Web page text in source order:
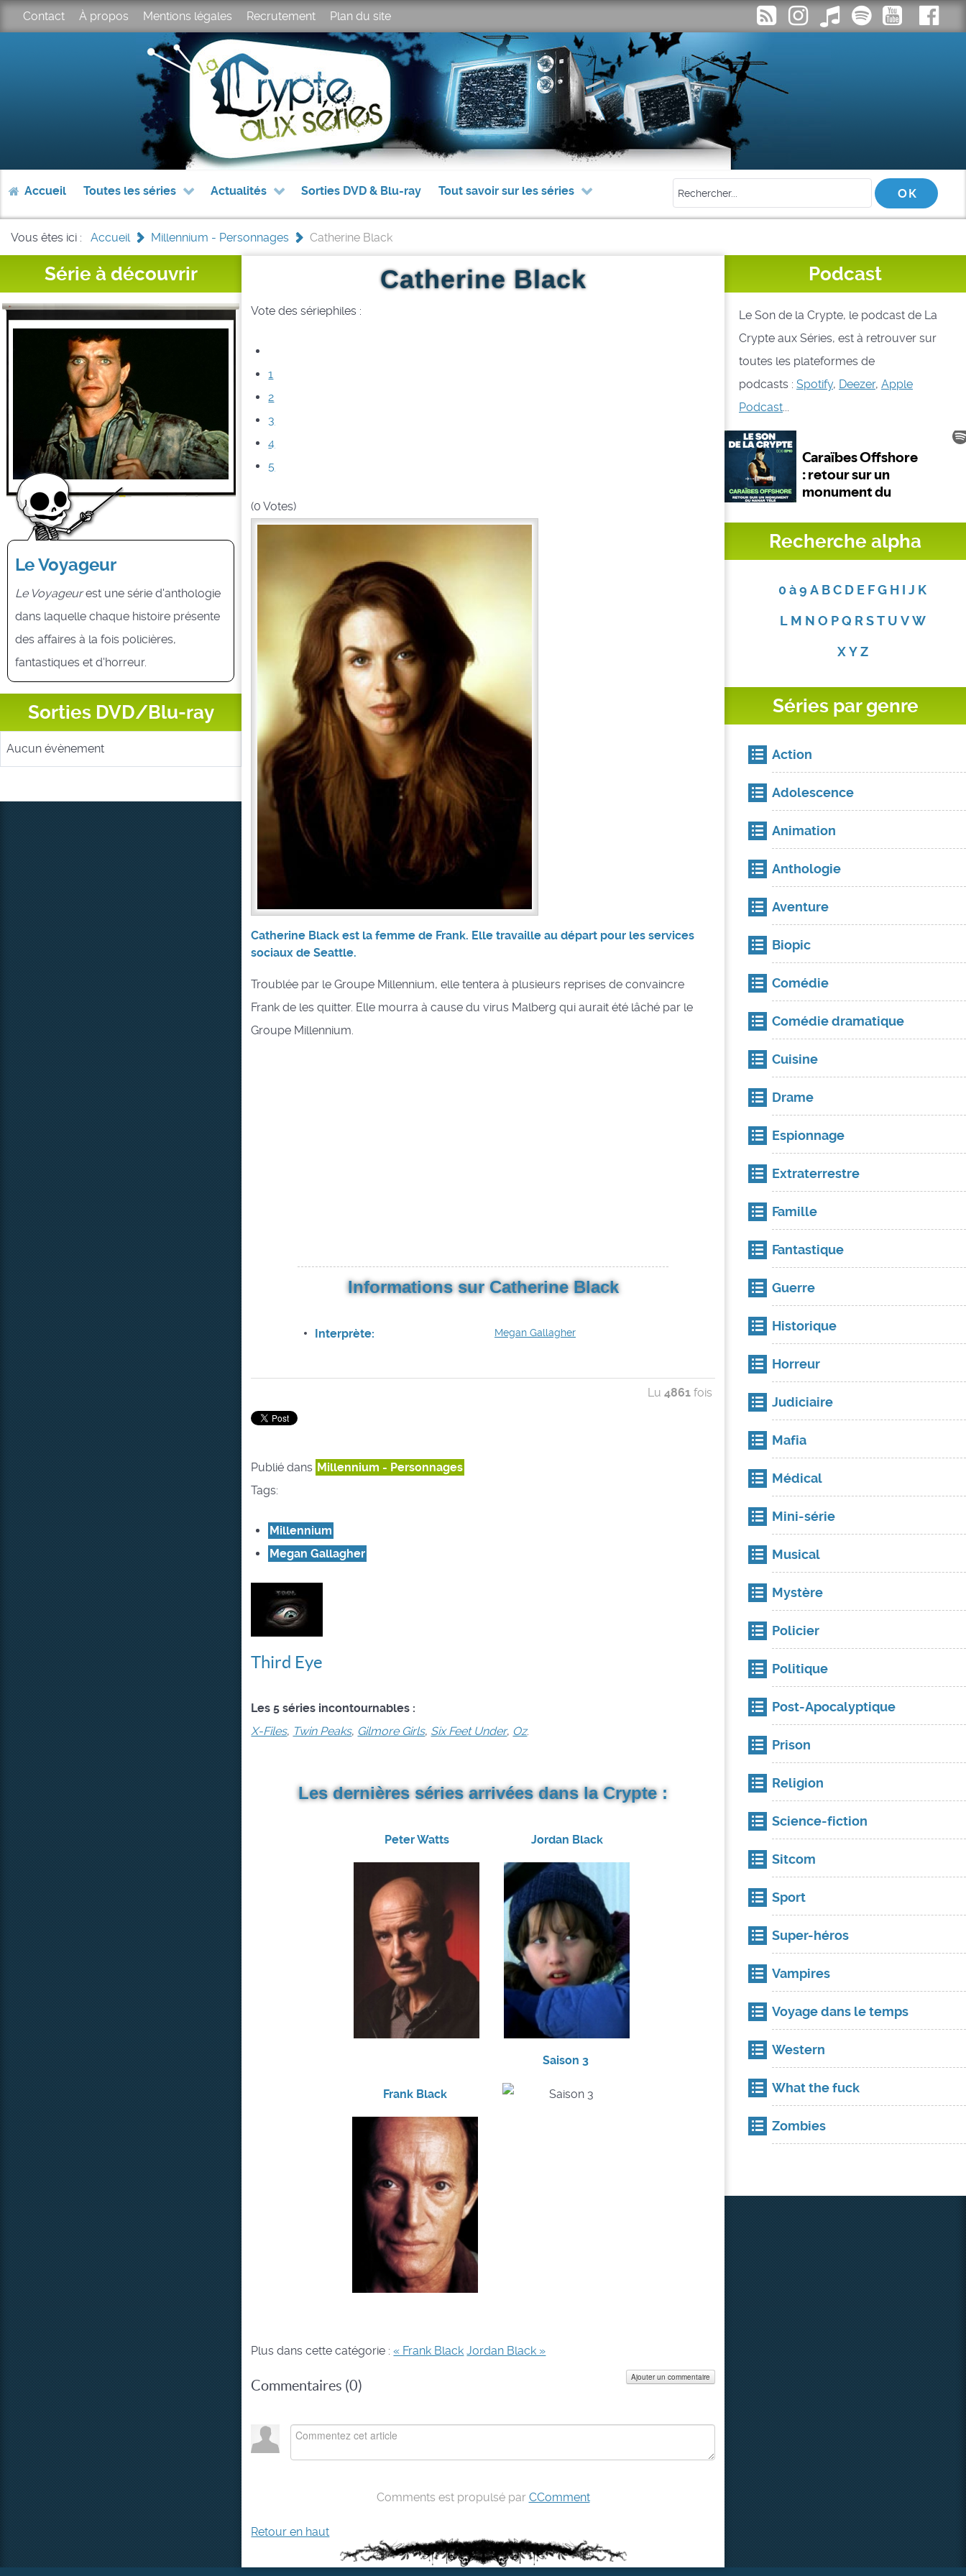
Contact À propos Mentions légales Recrutement Plan du site
Accueil Toutes les séries Actualités Sorties DVD & Blu-ray Tout savoir sur les séries
Vous êtes ici : Accueil > Millennium - Personnages > Catherine Black
Série à découvrir
Le Voyageur
Le Voyageurest une série d'anthologie
dans laquelle chaque histoire présente
des affaires à la fois policières,
fantastiques et d'horreur.
Sorties DVD/Blu-ray
Aucun évènement
Catherine Black
Vote des sériephiles :
1
2
3
4
5
(0 Votes)
Catherine Black est la femme de Frank. Elle travaille au départ pour les services
sociaux de Seattle.
Troublée par le Groupe Millennium, elle tentera à plusieurs reprises de convaincre
Frank de les quitter. Elle mourra à cause du virus Malberg qui aurait été lâché par le
Groupe Millennium.
Informations sur Catherine Black
Interprète: Megan Gallagher
Lu 4861fois
Publié dans Millennium - Personnages
Tags:
Millennium
Megan Gallagher
Third Eye
Les 5 séries incontournables :
X-Files, Twin Peaks, Gilmore Girls, Six Feet Under, Oz.
Les dernières séries arrivées dans la Crypte :
Peter Watts Jordan Black
Frank Black
Saison 3
Plus dans cette catégorie :« Frank Black Jordan Black »
Commentaires (0)
Ajouter un commentaire
Comments est propulsé par CComment
Retour en haut
Podcast
Le Son de la Crypte, le podcast de La
Crypte aux Séries, est à retrouver sur
toutes les plateformes de
podcasts : Spotify, Deezer, Apple
Podcast...
Recherche alpha
0 à 9 A BC D E FG H I J K
L M N O P Q R S T U V W
X Y Z
Séries par genre
Action
Adolescence
Animation
Anthologie
Aventure
Biopic
Comédie
Comédie dramatique
Cuisine
Drame
Espionnage
Extraterrestre
Famille
Fantastique
Guerre
Historique
Horreur
Judiciaire
Mafia
Médical
Mini-série
Musical
Mystère
Policier
Politique
Post-Apocalyptique
Prison
Religion
Science-fiction
Sitcom
Sport
Super-héros
Vampires
Voyage dans le temps
Western
What the fuck
Zombies